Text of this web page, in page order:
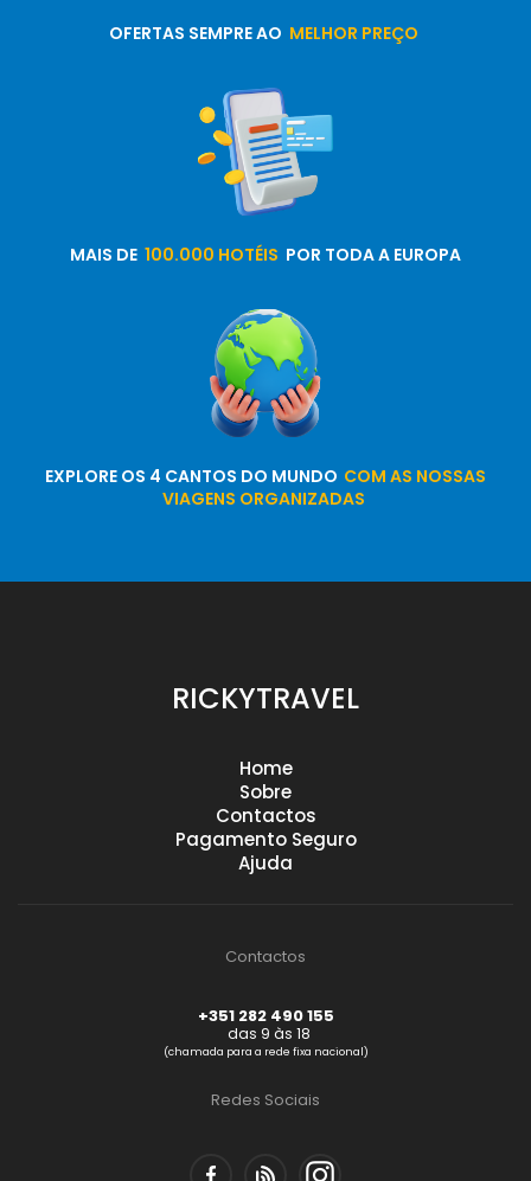
OFERTAS SEMPRE AO MELHOR PREÇO
MAIS DE 100.000 HOTÉIS POR TODA A EUROPA
EXPLORE OS 4 CANTOS DO MUNDO COM AS NOSSAS
VIAGENS ORGANIZADAS
RICKYTRAVEL
Home
Sobre
Contactos
Pagamento Seguro
Ajuda
Contactos
+351 282 490 155
das 9 às 18
(chamada para a rede fixa nacional)
Redes Sociais